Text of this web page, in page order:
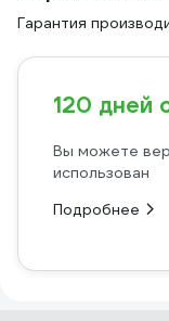
Гарантия
120 дней
Вы можете
использован
Подробнее